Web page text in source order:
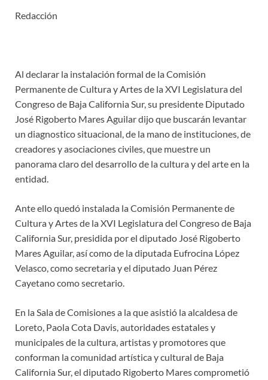
Redacción
Al declarar la instalación formal de la Comisión
Permanente de Cultura y Artes de la XVI Legislatura del
Congreso de Baja California Sur, su presidente Diputado
José Rigoberto Mares Aguilar dijo que buscarán levantar
un diagnostico situacional, de la mano de instituciones, de
creadores y asociaciones civiles, que muestre un
panorama claro del desarrollo de la cultura y del arte en la
entidad.
Ante ello quedó instalada la Comisión Permanente de
Cultura y Artes de la XVI Legislatura del Congreso de Baja
California Sur, presidida por el diputado José Rigoberto
Mares Aguilar, así como de la diputada Eufrocina López
Velasco, como secretaria y el diputado Juan Pérez
Cayetano como secretario.
En la Sala de Comisiones a la que asistió la alcaldesa de
Loreto, Paola Cota Davis, autoridades estatales y
municipales de la cultura, artistas y promotores que
conforman la comunidad artística y cultural de Baja
California Sur, el diputado Rigoberto Mares comprometió